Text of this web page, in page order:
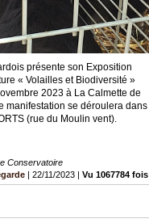
présente son Exposition
« Volailles et Biodiversité »
2023 à La Calmette de
manifestation se déroulera dans
(rue du Moulin vent).
Conservatoire
|22/11/2023 |Vu 1067784 fois